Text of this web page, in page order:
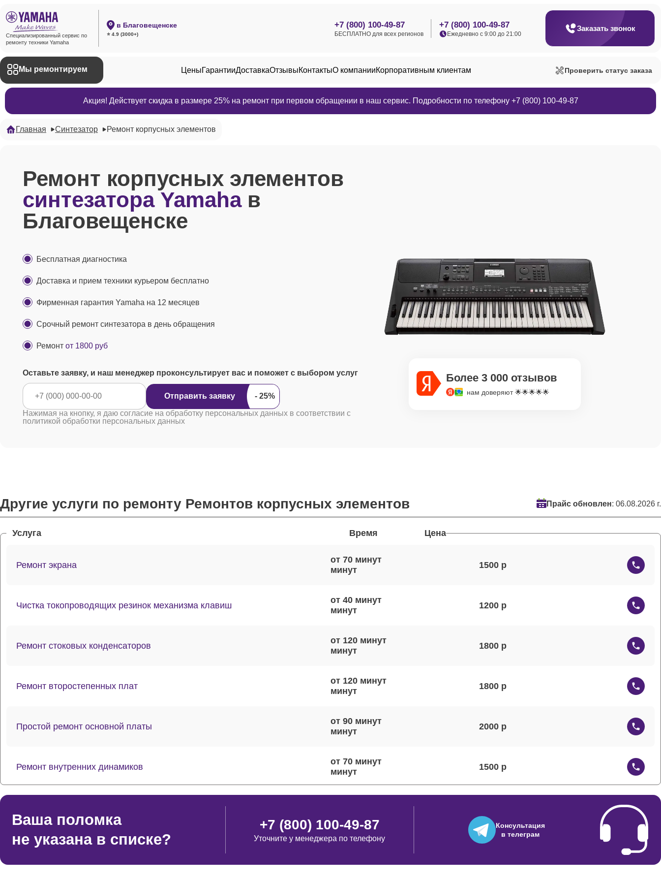
Специализированный сервис по
ремонту техники Yamaha
в Благовещенске
⭐ 4.9 (3000+)
+7 (800) 100-49-87
БЕСПЛАТНО для всех регионов
+7 (800) 100-49-87
Ежедневно с 9:00 до 21:00
Заказать звонок
Мы ремонтируем ЦеныГарантииДоставкаОтзывыКонтактыО компанииКорпоративным клиентам Проверить статус заказа
Акция! Действует скидка в размере 25% на ремонт при первом обращении в наш сервис. Подробности по телефону +7 (800) 100-49-87
Главная Синтезатор Ремонт корпусных элементов
Ремонт корпусных элементов
синтезатора Yamahaв
Благовещенске
Бесплатная диагностика
Доставка и прием техники курьером бесплатно
Фирменная гарантия Yamaha на 12 месяцев
Срочный ремонт синтезатора в день обращения
Ремонт от 1800 руб
Оставьте заявку, и наш менеджер проконсультирует вас и поможет с выбором услуг
Отправить заявку
Нажимая на кнопку, я даю согласие на обработку персональных данных в соответствии с
политикой обработки персональных данных
Более 3 000 отзывов
нам доверяют 🌟🌟🌟🌟🌟
Другие услуги по ремонту Ремонтов корпусных элементов Прайс обновлен: 06.08.2026 г.
Услуга Время Цена
Ремонт экрана
от 70 минут
1500
Чистка токопроводящих резинок механизма клавиш
от 40 минут
1200
Ремонт стоковых конденсаторов
от 120 минут
1800
Ремонт второстепенных плат
от 120 минут
1800
Простой ремонт основной платы
от 90 минут
2000
Ремонт внутренних динамиков
от 70 минут
1500
Ремонт токопроводящих резинок механизма клавиш
от 60 минут
Ваша поломка
не указана в списке?
+7 (800) 100-49-87
Уточните у менеджера по телефону
Консультация
в телеграм